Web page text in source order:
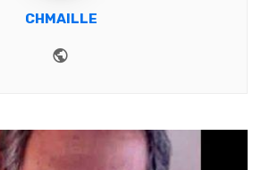
CHMAILLE